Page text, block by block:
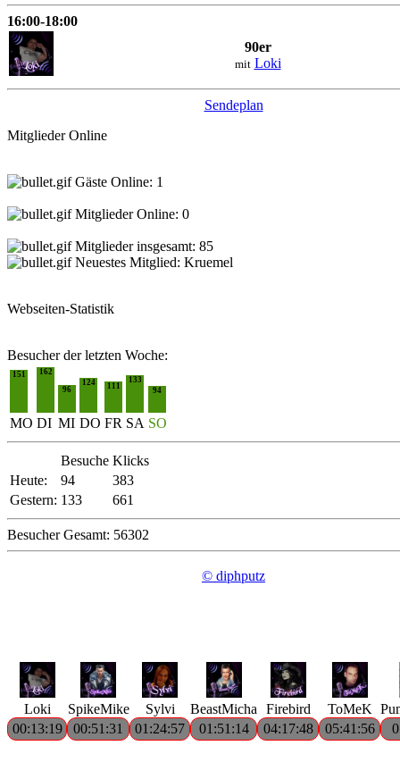
16:00-18:00
90er
mit Loki
Sendeplan
Mitglieder Online
Gäste Online: 1
Mitglieder Online: 0
Mitglieder insgesamt: 85
Neuestes Mitglied: Kruemel
Webseiten-Statistik
Besucher der letzten Woche:
151
162
96
124 111
133
94
MO DI MI DO FR SA SO
Besuche Klicks
Heute:
94
383
Gestern: 133 661
Besucher Gesamt: 56302
© diphputz
Loki
00:13:19
SpikeMike
00:51:31
Sylvi
01:24:57
BeastMicha
01:51:14
Firebird
04:17:48
ToMeK
05:41:56